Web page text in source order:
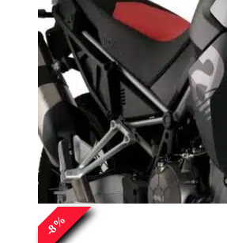
-
8
%